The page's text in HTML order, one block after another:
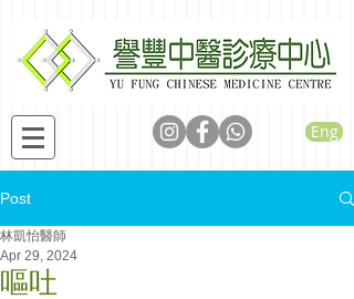
Eng
Post
嘔吐
林凱怡醫師
Apr 29, 2024